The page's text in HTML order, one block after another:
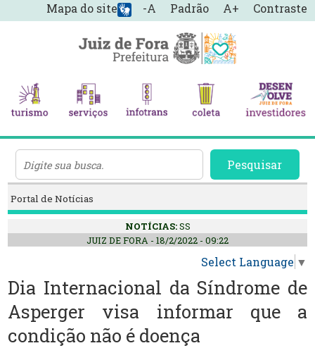
-A Padrão A+ Contraste
Mapa do site
Pesquisar
Portal de Notícias
NOTÍCIAS:SS
JUIZ DE FORA - 18/2/2022 - 09:22
Select Language ▼
Dia Internacional da Síndrome de
Asperger visa informar que a
condição não é doença